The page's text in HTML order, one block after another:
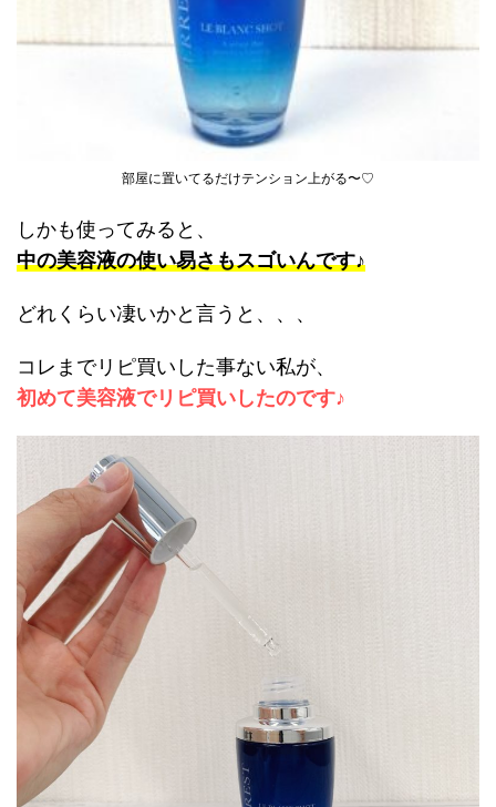
部屋に置いてるだけテンション上がる〜♡
しかも使ってみると、
中の美容液の使い易さもスゴいんです♪
どれくらい凄いかと言うと、、、
コレまでリピ買いした事ない私が、
初めて美容液でリピ買いしたのです♪